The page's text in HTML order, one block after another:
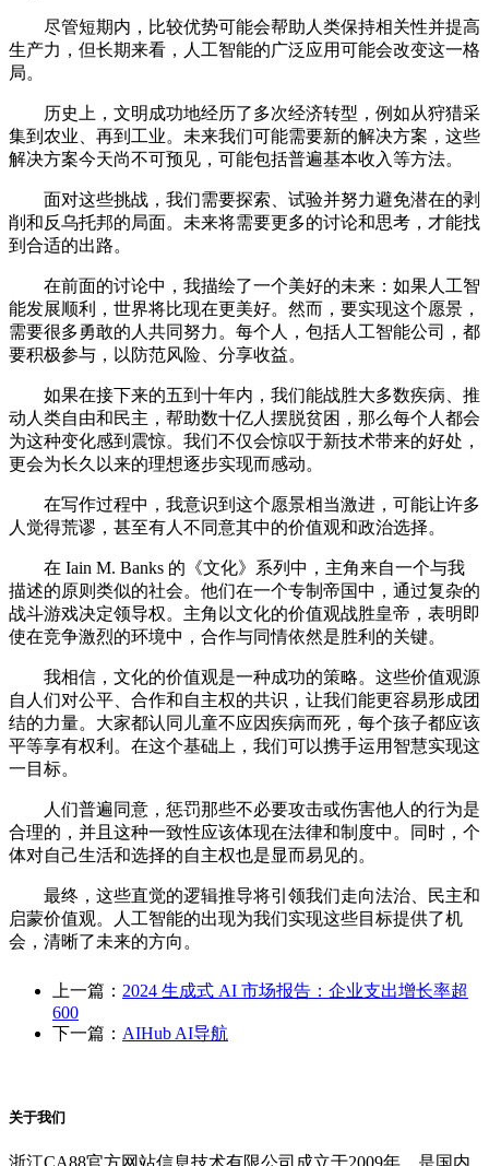
尽管短期内，比较优势可能会帮助人类保持相关性并提高
生产力，但长期来看，人工智能的广泛应用可能会改变这一格
局。
历史上，文明成功地经历了多次经济转型，例如从狩猎采
集到农业、再到工业。未来我们可能需要新的解决方案，这些
解决方案今天尚不可预见，可能包括普遍基本收入等方法。
面对这些挑战，我们需要探索、试验并努力避免潜在的剥
削和反乌托邦的局面。未来将需要更多的讨论和思考，才能找
到合适的出路。
在前面的讨论中，我描绘了一个美好的未来：如果人工智
能发展顺利，世界将比现在更美好。然而，要实现这个愿景，
需要很多勇敢的人共同努力。每个人，包括人工智能公司，都
要积极参与，以防范风险、分享收益。
如果在接下来的五到十年内，我们能战胜大多数疾病、推
动人类自由和民主，帮助数十亿人摆脱贫困，那么每个人都会
为这种变化感到震惊。我们不仅会惊叹于新技术带来的好处，
更会为长久以来的理想逐步实现而感动。
在写作过程中，我意识到这个愿景相当激进，可能让许多
人觉得荒谬，甚至有人不同意其中的价值观和政治选择。
在 Iain M. Banks 的《文化》系列中，主角来自一个与我
描述的原则类似的社会。他们在一个专制帝国中，通过复杂的
战斗游戏决定领导权。主角以文化的价值观战胜皇帝，表明即
使在竞争激烈的环境中，合作与同情依然是胜利的关键。
我相信，文化的价值观是一种成功的策略。这些价值观源
自人们对公平、合作和自主权的共识，让我们能更容易形成团
结的力量。大家都认同儿童不应因疾病而死，每个孩子都应该
平等享有权利。在这个基础上，我们可以携手运用智慧实现这
一目标。
人们普遍同意，惩罚那些不必要攻击或伤害他人的行为是
合理的，并且这种一致性应该体现在法律和制度中。同时，个
体对自己生活和选择的自主权也是显而易见的。
最终，这些直觉的逻辑推导将引领我们走向法治、民主和
启蒙价值观。人工智能的出现为我们实现这些目标提供了机
会，清晰了未来的方向。
上一篇： 2024 生成式 AI 市场报告：企业支出增长率超
600
下一篇： AIHub AI导航
关于我们
浙江CA88官方网站信息技术有限公司成立于2009年，是国内